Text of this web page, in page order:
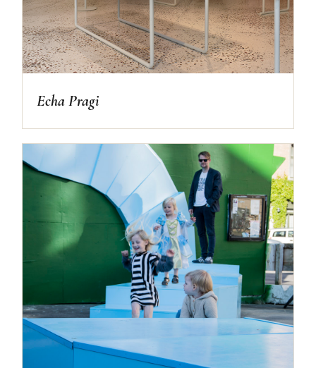
Echa Pragi